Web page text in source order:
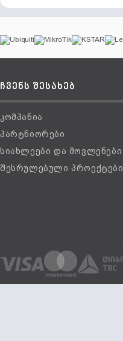
ჩვენს შესახებ
კომპანია
პარტნიორები
სიახლეები და მოვლენები
შესრულებული პროექტები